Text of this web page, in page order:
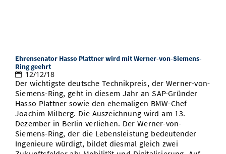
Ehrensenator Hasso Plattner wird mit Werner-von-Siemens-
Ring geehrt
12/12/18
Der wichtigste deutsche Technikpreis, der Werner-von-
Siemens-Ring, geht in diesem Jahr an SAP-Gründer
Hasso Plattner sowie den ehemaligen BMW-Chef
Joachim Milberg. Die Auszeichnung wird am 13.
Dezember in Berlin verliehen. Der Werner-von-
Siemens-Ring, der die Lebensleistung bedeutender
Ingenieure würdigt, bildet diesmal gleich zwei